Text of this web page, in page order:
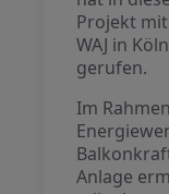
Projekt
WAJ in
gerufen.
Im
Anlage